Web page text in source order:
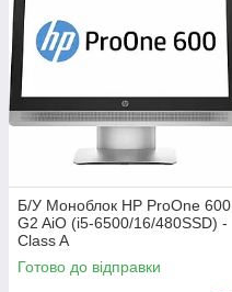
Б/У Моноблок HP ProOne 600
G2 AiO (i5-6500/16/480SSD) -
Class A
Готово до відправки